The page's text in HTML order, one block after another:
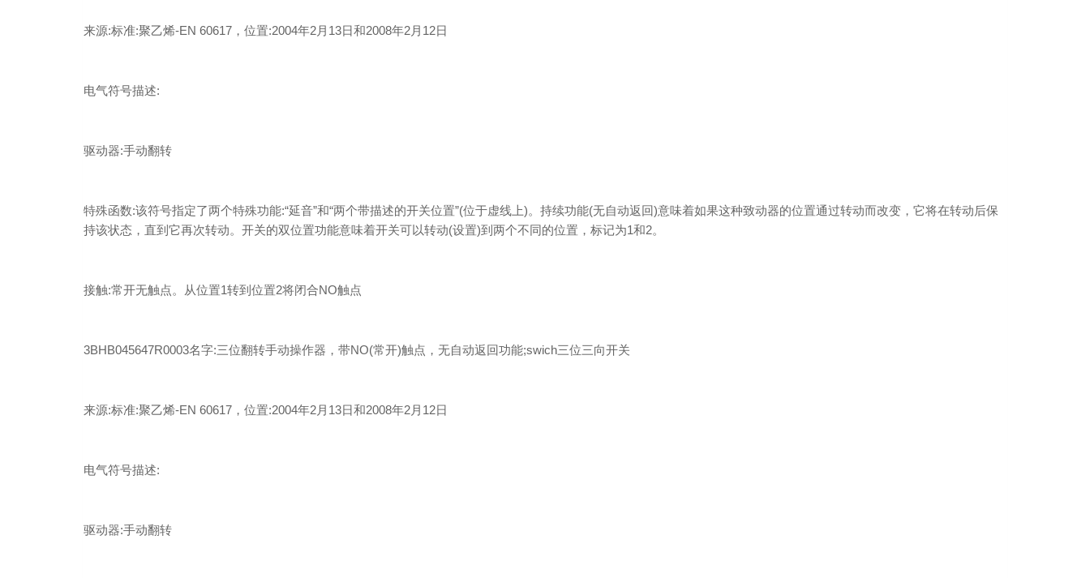
来源:标准:聚乙烯-EN 60617，位置:2004年2月13日和2008年2月12日
电气符号描述:
驱动器:手动翻转
特殊函数:该符号指定了两个特殊功能:“延音”和“两个带描述的开关位置”(位于虚线上)。持续功能(无自动返回)意味着如果这种致动器的位置通过转动而改变，它将在转动后保
持该状态，直到它再次转动。开关的双位置功能意味着开关可以转动(设置)到两个不同的位置，标记为1和2。
接触:常开无触点。从位置1转到位置2将闭合NO触点
3BHB045647R0003名字:三位翻转手动操作器，带NO(常开)触点，无自动返回功能;swich三位三向开关
来源:标准:聚乙烯-EN 60617，位置:2004年2月13日和2008年2月12日
电气符号描述:
驱动器:手动翻转